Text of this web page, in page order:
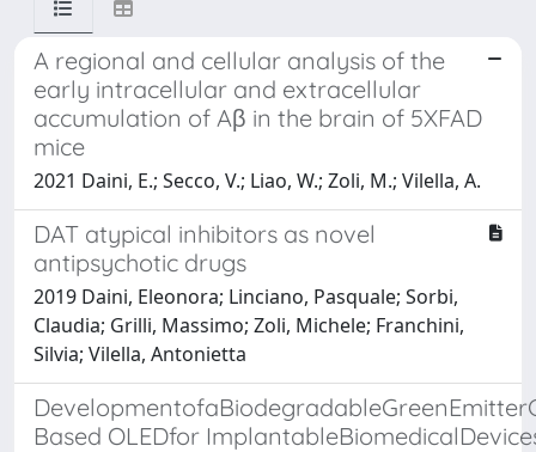
A regional and cellular analysis of the
early intracellular and extracellular
accumulation of Aβ in the brain of 5XFAD
mice
2021 Daini, E.; Secco, V.; Liao, W.; Zoli, M.; Vilella, A.
DAT atypical inhibitors as novel
antipsychotic drugs
2019 Daini, Eleonora; Linciano, Pasquale; Sorbi,
Claudia; Grilli, Massimo; Zoli, Michele; Franchini,
Silvia; Vilella, Antonietta
Based OLEDfor